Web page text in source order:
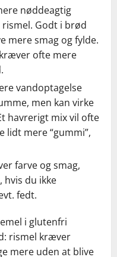
nøddeagtig
Godt i brød
mere smag og fylde.
ofte mere
vandoptagelse
men kan virke
havrerigt mix vil ofte
lidt mere “gummi”,
farve og smag,
du ikke
fedt.
i glutenfri
rismel kræver
mere uden at blive